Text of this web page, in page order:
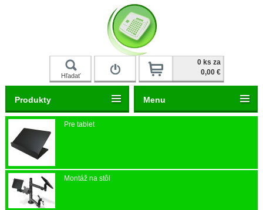
Hľadať
0 ks za
0,00 €
Pre tablet
Montáž na stôl
Produkty Menu